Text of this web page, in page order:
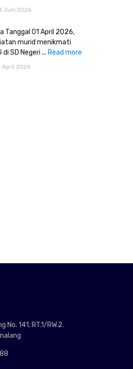
Juni 2026
Tanggal 01 April 2026,
murid menikmati
di SD Negeri ... Read more
April 2026
No. 141, RT.1/RW.2.